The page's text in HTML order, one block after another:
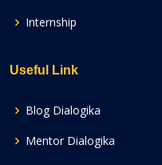
Internship
Useful Link
Blog Dialogika
Mentor Dialogika